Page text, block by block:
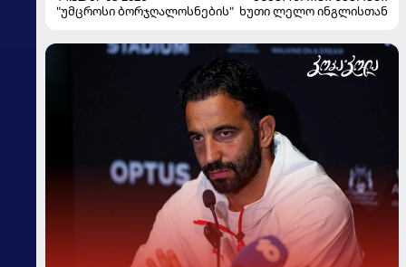
"უმცროსი ბორჯღალოსნების" ხუთი ლელო ინგლისთან